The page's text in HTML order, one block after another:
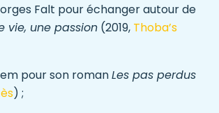
Falt pour échanger autour de
vie, une passion (2019, Thoba’s
pour son romanLes pas perdus
) ;